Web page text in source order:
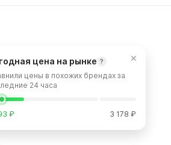
×
цена на рынке ?
цены в похожих брендах за
24 часа
₽ 3 178 ₽